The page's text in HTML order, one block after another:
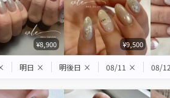
¥8,900 ¥9,500
明日 × 明後日 × 08/11 × 08/12